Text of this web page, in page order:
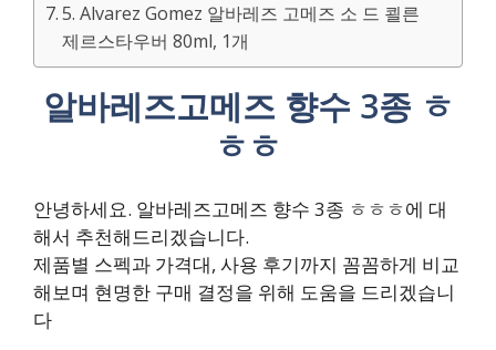
5. Alvarez Gomez 알바레즈 고메즈 소 드 쾰른
제르스타우버 80ml, 1개
알바레즈고메즈 향수 3종 ㅎ
ㅎㅎ
안녕하세요. 알바레즈고메즈 향수 3종 ㅎㅎㅎ에 대
해서 추천해드리겠습니다.
제품별 스펙과 가격대, 사용 후기까지 꼼꼼하게 비교
해보며 현명한 구매 결정을 위해 도움을 드리겠습니
다